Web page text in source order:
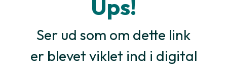
Ups!
Ser ud som om dette link
er blevet viklet ind i digital